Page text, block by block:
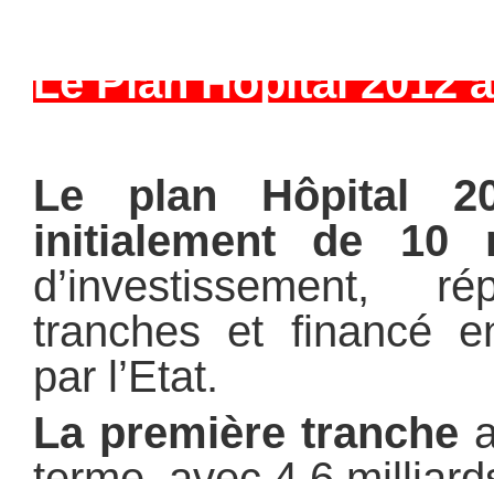
Le Plan Hôpital 2012
Le plan Hôpital
initialement de 10
d’investissement,
tranches et financé
par l’Etat.
La première tranche